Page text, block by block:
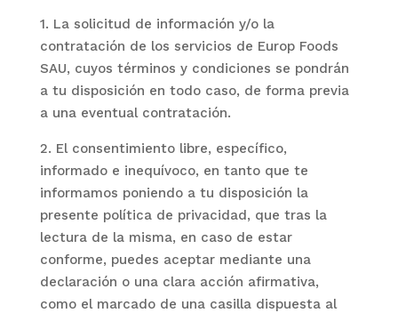
1. La solicitud de información y/o la
contratación de los servicios de Europ Foods
SAU, cuyos términos y condiciones se pondrán
a tu disposición en todo caso, de forma previa
a una eventual contratación.
2. El consentimiento libre, específico,
informado e inequívoco, en tanto que te
informamos poniendo a tu disposición la
presente política de privacidad, que tras la
lectura de la misma, en caso de estar
conforme, puedes aceptar mediante una
declaración o una clara acción afirmativa,
como el marcado de una casilla dispuesta al